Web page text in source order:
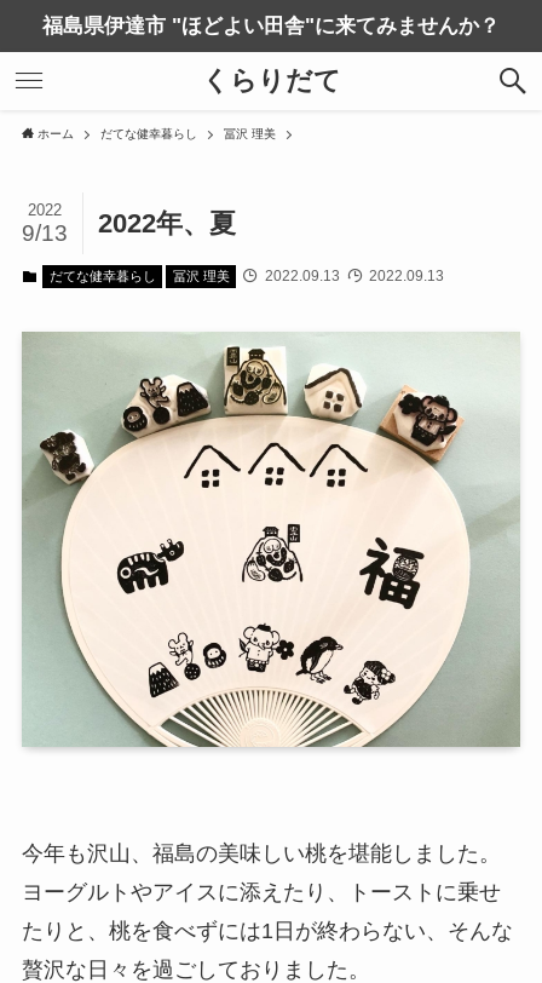
福島県伊達市 "ほどよい田舎"に来てみませんか？
くらりだて
ホーム だてな健幸暮らし 冨沢 理美
2022年、夏
2022
9/13
だてな健幸暮らし 冨沢 理美 2022.09.13 2022.09.13
今年も沢山、福島の美味しい桃を堪能しました。
ヨーグルトやアイスに添えたり、トーストに乗せ
たりと、桃を食べずには1日が終わらない、そんな
贅沢な日々を過ごしておりました。